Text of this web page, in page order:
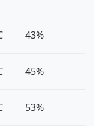
43%
45%
53%